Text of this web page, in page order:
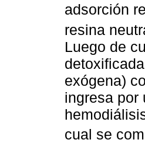
adsorción
resina
Luego de
exógena)
ingresa por
cual se